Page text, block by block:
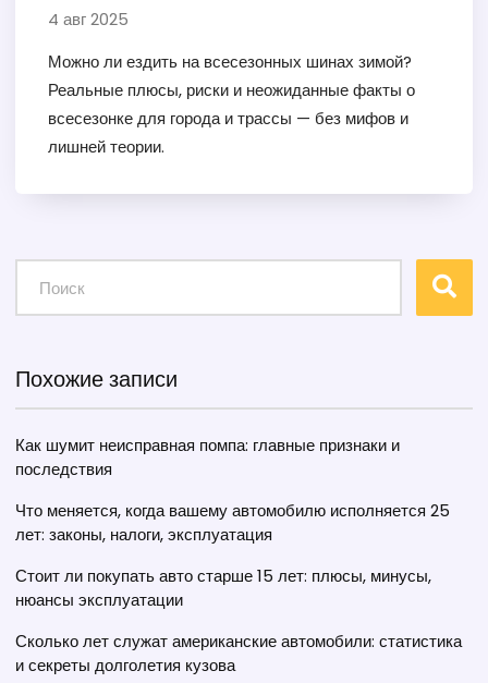
4 авг 2025
Можно ли ездить на всесезонных шинах зимой?
Реальные плюсы, риски и неожиданные факты о
всесезонке для города и трассы — без мифов и
лишней теории.
Похожие записи
Как шумит неисправная помпа: главные признаки и
последствия
Что меняется, когда вашему автомобилю исполняется 25
лет: законы, налоги, эксплуатация
Стоит ли покупать авто старше 15 лет: плюсы, минусы,
нюансы эксплуатации
Сколько лет служат американские автомобили: статистика
и секреты долголетия кузова